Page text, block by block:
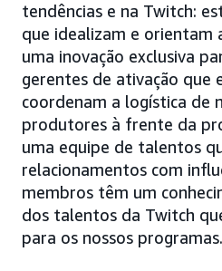
tendências e na Twitch:
que idealizam e orientam
uma inovação exclusiva
gerentes de ativação que
coordenam a logística de
produtores à frente da
uma equipe de talentos
relacionamentos com
membros têm um
dos talentos da Twitch
para os nossos programas.